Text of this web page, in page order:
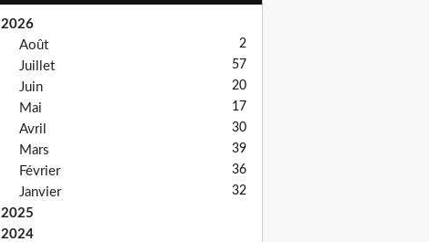
2026
Août
2
Juillet 57
Juin 20
Mai 17
Avril 30
Mars 39
Février 36
Janvier 32
2025
2024